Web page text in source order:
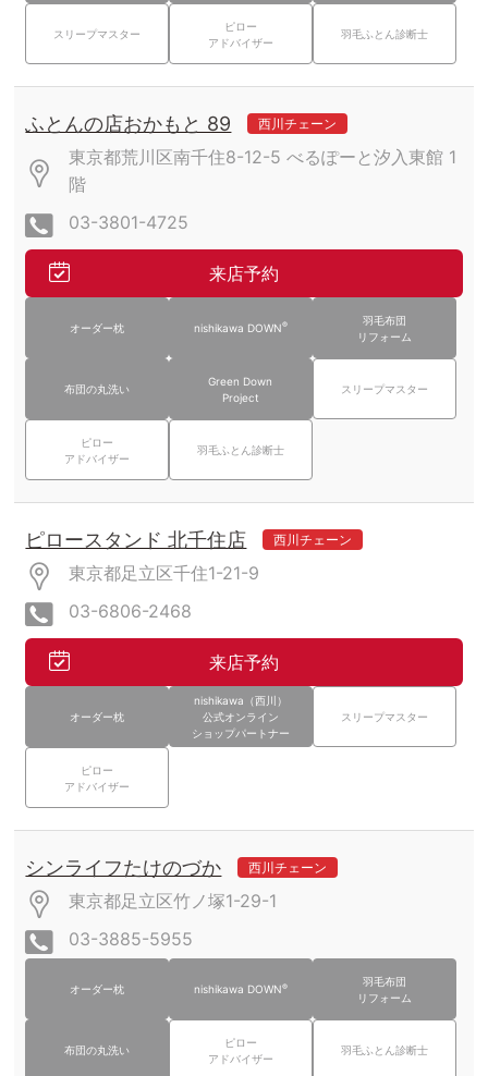
スリープマスター
ピロー
アドバイザー
羽毛ふとん診断士
ふとんの店おかもと 89 西川チェーン
東京都荒川区南千住8-12-5 べるぽーと汐入東館 1
階
03-3801-4725
来店予約
オーダー枕 nishikawa DOWN®
羽毛布団
リフォーム
布団の丸洗い
Green Down
Project
スリープマスター
ピロー
アドバイザー
羽毛ふとん診断士
ピロースタンド 北千住店 西川チェーン
東京都足立区千住1-21-9
03-6806-2468
来店予約
オーダー枕
nishikawa（西川）
公式オンライン
ショップパートナー
スリープマスター
ピロー
アドバイザー
シンライフたけのづか 西川チェーン
東京都足立区竹ノ塚1-29-1
03-3885-5955
オーダー枕 nishikawa DOWN®
羽毛布団
リフォーム
布団の丸洗い
ピロー
アドバイザー
羽毛ふとん診断士